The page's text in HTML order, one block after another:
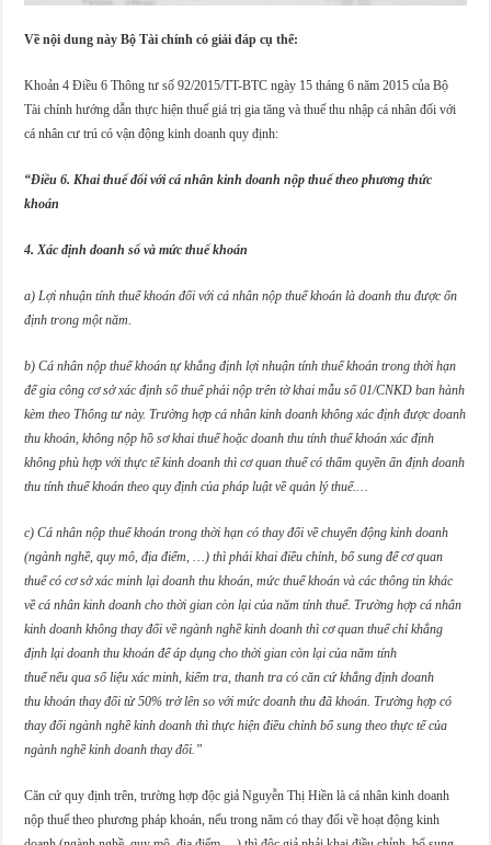
Về nội dung này Bộ Tài chính có giải đáp cụ thể:
Khoản 4 Điều 6 Thông tư số 92/2015/TT-BTC ngày 15 tháng 6 năm 2015 của Bộ
Tài chính hướng dẫn thực hiện thuế giá trị gia tăng và thuế thu nhập cá nhân đối với
cá nhân cư trú có vận động kinh doanh quy định:
“Điều 6. Khai thuế đối với cá nhân kinh doanh nộp thuế theo phương thức
khoán
4. Xác định doanh số và mức thuế khoán
a)Lợi nhuận tính thuế khoán đối với cá nhân nộp thuế khoán là doanh thu được ổn
định trong một năm.
b)Cá nhân nộp thuế khoán tự khẳng định lợi nhuận tính thuế khoán trong thời hạn
để gia công cơ sở xác định số thuế phải nộp trên tờ khai mẫu số 01/CNKD ban hành
kèm theo Thông tư này.Trường hợp cá nhân kinh doanh không xác định được doanh
thu khoán, không nộp hồ sơ khai thuế hoặc doanh thu tính thuế khoán xác định
không phù hợp với thực tế kinh doanh thì cơ quan thuế có thẩm quyền ấn định doanh
thu tính thuế khoán theo quy định của pháp luật về quản lý thuế.…
c) Cá nhânnộp thuế khoán trong thời hạn cóthay đổivề chuyển động kinh doanh
(ngành nghề, quy mô, địa điểm, …) thì phải khai điều chỉnh, bổ sung đểcơ quan
thuế có cơ sởxác minh lại doanh thu khoán,mức thuế khoán và các thông tin khác
về cá nhân kinh doanh cho thời gian còn lại của năm tính thuế. Trường hợp cá nhân
kinh doanh không thay đổi về ngành nghề kinh doanh thì cơ quan thuế chỉ khẳng
định lại doanh thu khoán để áp dụng cho thời gian còn lại của năm tính
thuếnếuqua số liệu xác minh, kiểm tra, thanh tra có căn cứ khẳng định doanh
thukhoán thay đổi từ 50% trở lên so với mức doanh thu đã khoán. Trường hợp có
thay đổi ngành nghề kinh doanh thì thực hiện điều chỉnh bổ sung theo thực tế của
ngành nghề kinh doanh thay đổi.”
Căn cứ quy định trên, trường hợp độc giả Nguyễn Thị Hiền là cá nhân kinh doanh
nộp thuế theo phương pháp khoán, nếu trong năm có thay đổi về hoạt động kinh